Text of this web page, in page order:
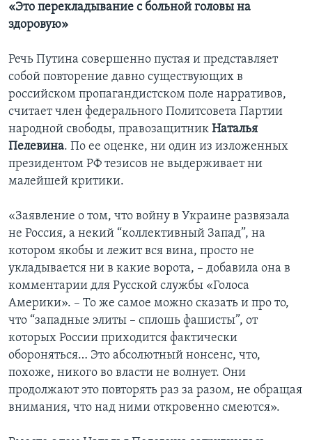
«Это перекладывание с больной головы на
здоровую»
Речь Путина совершенно пустая и представляет
собой повторение давно существующих в
российском пропагандистском поле нарративов,
считает член федерального Политсовета Партии
народной свободы, правозащитник Наталья
Пелевина. По ее оценке, ни один из изложенных
президентом РФ тезисов не выдерживает ни
малейшей критики.
«Заявление о том, что войну в Украине развязала
не Россия, а некий “коллективный Запад”, на
котором якобы и лежит вся вина, просто не
укладывается ни в какие ворота, – добавила она в
комментарии для Русской службы «Голоса
Америки». – То же самое можно сказать и про то,
что “западные элиты – сплошь фашисты”, от
которых России приходится фактически
обороняться… Это абсолютный нонсенс, что,
похоже, никого во власти не волнует. Они
продолжают это повторять раз за разом, не обращая
внимания, что над ними откровенно смеются».